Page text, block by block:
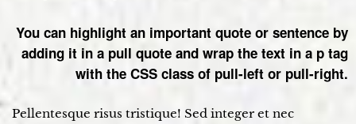
You can highlight an important quote or sentence by
adding it in a pull quote and wrap the text in a p tag
with the CSS class of pull-left or pull-right.
Pellentesque risus tristique! Sed integer et nec